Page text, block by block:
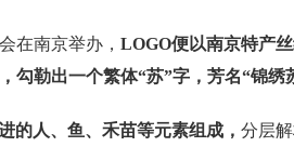
在南京举办， LOGO便以南京特产
勾勒出一个繁体“苏”字，芳名“锦绣
的人、鱼、禾苗等元素组成， 分层